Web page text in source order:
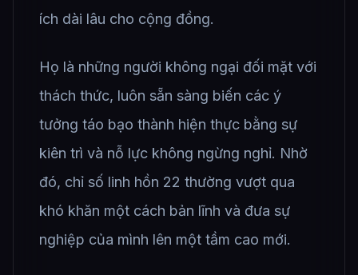
ích dài lâu cho cộng đồng.
Họ là những người không ngại đối mặt với
thách thức, luôn sẵn sàng biến các ý
tưởng táo bạo thành hiện thực bằng sự
kiên trì và nỗ lực không ngừng nghỉ. Nhờ
đó, chỉ số linh hồn 22 thường vượt qua
khó khăn một cách bản lĩnh và đưa sự
nghiệp của mình lên một tầm cao mới.